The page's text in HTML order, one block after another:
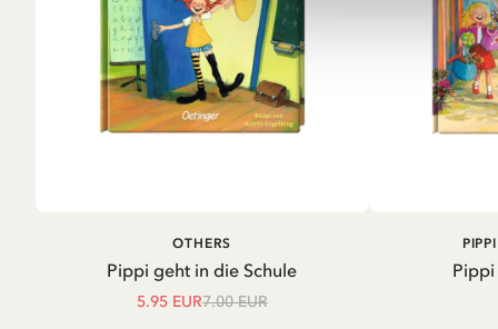
IN DEN WARENKORB
Pippi geht in die Schule
OTHERS
5.95 EUR7.00 EUR
IN